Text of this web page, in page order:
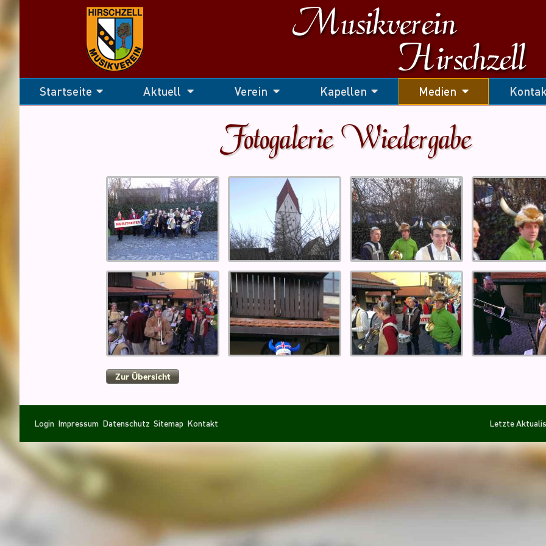
Navigation
überspringen
Startseite Aktuell Verein Kapellen Medien
Fotogalerie Wiedergabe
Zur Übersicht
Navigation
überspringen
Login Impressum Datenschutz Navigation
überspringen
Sitemap Kontakt Letzte